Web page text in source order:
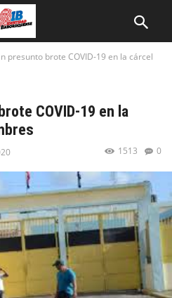
presunto brote COVID-19 en la cárcel
COVID-19 en la
0
1513